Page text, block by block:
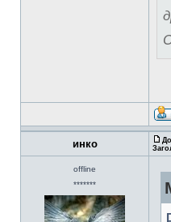
инко
offline
*******